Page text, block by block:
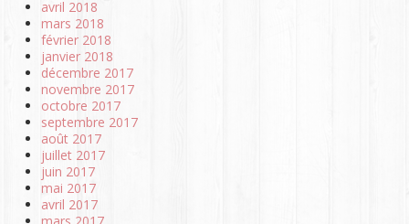
avril 2018
mars 2018
février 2018
janvier 2018
décembre 2017
novembre 2017
octobre 2017
septembre 2017
août 2017
juillet 2017
juin 2017
mai 2017
avril 2017